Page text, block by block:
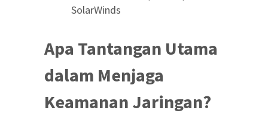
SolarWinds
Apa Tantangan Utama
dalam Menjaga
Keamanan Jaringan?